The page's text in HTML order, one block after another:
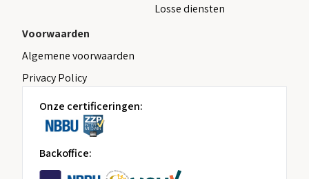
Losse diensten
Voorwaarden
Algemene voorwaarden
Privacy Policy
Onze certificeringen:
Backoffice: